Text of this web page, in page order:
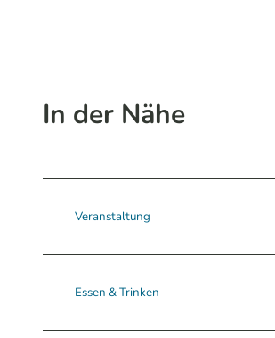
In der Nähe
Veranstaltung
Essen & Trinken